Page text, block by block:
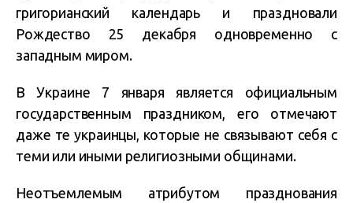
григорианский календарь и праздновали
Рождество 25 декабря одновременно с
западным миром.
В Украине 7 января является официальным
государственным праздником, его отмечают
даже те украинцы, которые не связывают себя с
теми или иными религиозными общинами.
Неотъемлемым атрибутом празднования